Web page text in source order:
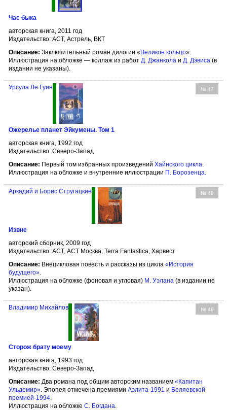
Час быка
авторская книга, 2011 год
Издательство: АСТ, Астрель, ВКТ
Описание: Заключительный роман дилогии « Великое кольцо».
Иллюстрация на обложке — коллаж из работ Д. Джанкола и Д. Дэвиса (в
издании не указаны).
№ 47
Урсула Ле Гуин
Ожерелье планет Эйкумены. Том 1
авторская книга, 1992 год
Издательство: Северо-Запад
Описание: Первый том избранных произведений Хайнского цикла.
Иллюстрация на обложке и внутренние иллюстрации П. Борозенца.
№ 48
Аркадий и Борис Стругацкие
Извне
авторский сборник, 2009 год
Издательство: АСТ, АСТ Москва, Terra Fantastica, Харвест
Описание: Внецикловая повесть и рассказы из цикла «История
будущего».
Иллюстрация на обложке (фоновая и угловая) М. Уэлана (в издании не
указан).
№ 49
Владимир Михайлов
Сторож брату моему
авторская книга, 1993 год
Издательство: Северо-Запад
Описание: Два романа под общим авторским названием «Капитан
Ульдемир» . Эпопея отмечена премиями Аэлита-1991 и Беляевской
премией-1994
Иллюстрация на обложке С. Богдана